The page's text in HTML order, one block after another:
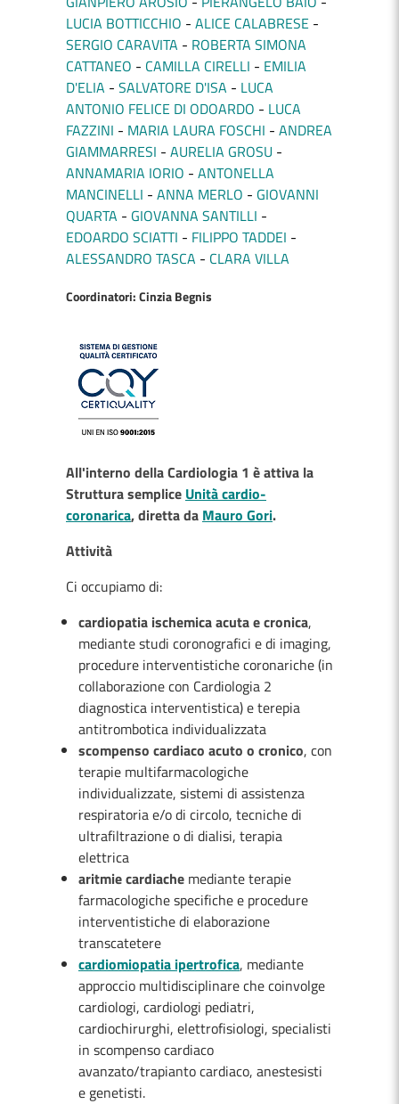
LUCIA BOTTICCHIO
ALICE CALABRESE
SERGIO CARAVITA
ROBERTA SIMONA
CATTANEO
CAMILLA CIRELLI
EMILIA
D'ELIA
SALVATORE D'ISA
LUCA
ANTONIO FELICE DI ODOARDO
LUCA
FAZZINI
MARIA LAURA FOSCHI
ANDREA
GIAMMARRESI
AURELIA GROSU
ANNAMARIA IORIO
ANTONELLA
MANCINELLI
ANNA MERLO
GIOVANNI
QUARTA
GIOVANNA SANTILLI
EDOARDO SCIATTI
FILIPPO TADDEI
ALESSANDRO TASCA
CLARA VILLA
Coordinatori: Cinzia Begnis
All'interno della Cardiologia 1 è attiva la
Struttura semplice Unità cardio-
coronarica, diretta da Mauro Gori.
Attività
Ci occupiamo di:
cardiopatia ischemica acuta e cronica,
mediante studi coronografici e di imaging,
procedure interventistiche coronariche (in
collaborazione con Cardiologia 2
diagnostica interventistica) e terepia
antitrombotica individualizzata
scompenso cardiaco acuto o cronico, con
terapie multifarmacologiche
individualizzate, sistemi di assistenza
respiratoria e/o di circolo, tecniche di
ultrafiltrazione o di dialisi, terapia
elettrica
aritmie cardiache mediante terapie
farmacologiche specifiche e procedure
interventistiche di elaborazione
transcatetere
cardiomiopatia ipertrofica, mediante
approccio multidisciplinare che coinvolge
cardiologi, cardiologi pediatri,
cardiochirurghi, elettrofisiologi, specialisti
in scompenso cardiaco
avanzato/trapianto cardiaco, anestesisti
e genetisti.